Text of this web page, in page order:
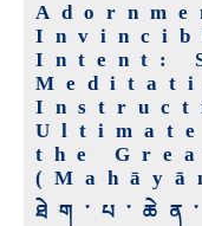
Intent:
the